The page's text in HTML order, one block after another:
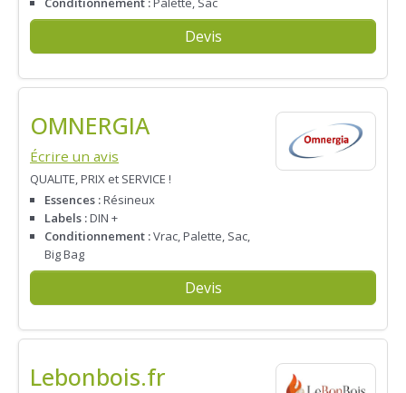
Devis
OMNERGIA
Écrire un avis
QUALITE, PRIX et SERVICE !
Essences :Résineux
Labels :DIN +
Conditionnement :Vrac, Palette, Sac,
Big Bag
Devis
Lebonbois.fr